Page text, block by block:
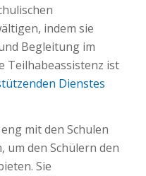
indem sie
Begleitung im
Teilhabeassistenz ist
Dienstes
mit den Schulen
um den Schülern den
Sie